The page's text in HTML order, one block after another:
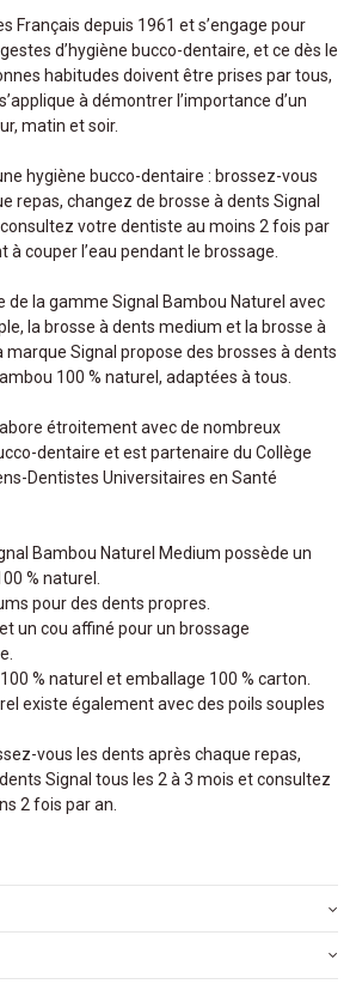
Français depuis 1961 et s’engage pour
d’hygiène bucco-dentaire, et ce dès le
habitudes doivent être prises par tous,
à démontrer l’importance d’un
matin et soir.
hygiène bucco-dentaire : brossez-vous
repas, changez de brosse à dents Signal
votre dentiste au moins 2 fois par
à couper l’eau pendant le brossage.
de la gamme Signal Bambou Naturel avec
la brosse à dents medium et la brosse à
marque Signal propose des brosses à dents
100 % naturel, adaptées à tous.
étroitement avec de nombreux
dentaire et est partenaire du Collège
Dentistes Universitaires en Santé
Bambou Naturel Medium possède un
% naturel.
pour des dents propres.
un cou affiné pour un brossage
% naturel et emballage 100 % carton.
existe également avec des poils souples
vous les dents après chaque repas,
Signal tous les 2 à 3 mois et consultez
2 fois par an.